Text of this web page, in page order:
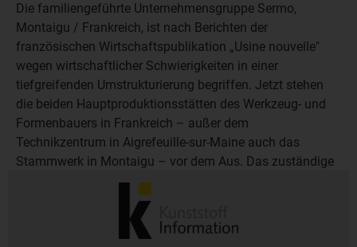
Die familiengeführte Unternehmensgruppe Sermo,
Montaigu / Frankreich, ist nach Berichten der
französischen Wirtschaftspublikation „Usine nouvelle"
wegen wirtschaftlicher Schwierigkeiten in einer
tiefgreifenden Umstrukturierung begriffen. Jetzt stehen
die beiden Hauptproduktionsstätten des Werkzeug- und
Formenbauers in Frankreich – außer dem
Technikzentrum in Aigrefeuille-sur-Maine auch das
Stammwerk in Montaigu – vor dem Aus. Das zuständige
Verwaltungsgericht hat für beide Sanierungsverfahren mit
Gläubigerschutz angeordnet.